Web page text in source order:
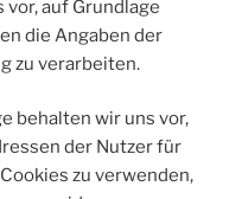
auf Grundlage
die Angaben der
zu verarbeiten.
behalten wir uns vor,
der Nutzer für
zu verwenden,